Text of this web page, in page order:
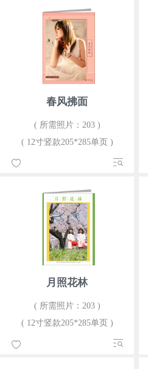
春风拂面
( 所需照片：203 )
( 12寸竖款205*285单页 )
月照花林
( 所需照片：203 )
( 12寸竖款205*285单页 )